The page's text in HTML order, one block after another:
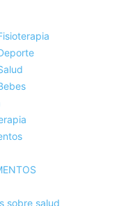
sobre salud